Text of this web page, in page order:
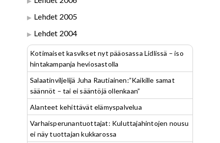
Lehdet 2005
Lehdet 2004
Kotimaiset kasvikset nyt pääosassa Lidlissä – iso
hintakampanja heviosastolla
Salaatinviljelijä Juha Rautiainen:”Kaikille samat
säännöt – tai ei sääntöjä ollenkaan”
Alanteet kehittävät elämyspalvelua
Varhaisperunantuottajat: Kuluttajahintojen nousu
ei näy tuottajan kukkarossa